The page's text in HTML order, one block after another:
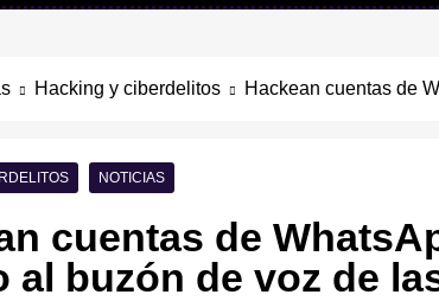
Hacking y ciberdelitos Hackean cuentas de
NOTICIAS
cuentas de
al buzón de voz de